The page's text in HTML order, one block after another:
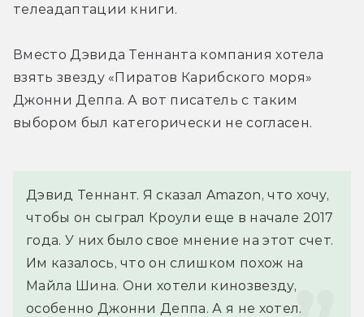
телеадаптации книги.
Вместо Дэвида Теннанта компания хотела
взять звезду «Пиратов Карибского моря»
Джонни Деппа. А вот писатель с таким
выбором был категорически не согласен.
Дэвид Теннант. Я сказал Amazon, что хочу,
чтобы он сыграл Кроули еще в начале 2017
года. У них было свое мнение на этот счет.
Им казалось, что он слишком похож на
Майла Шина. Они хотели кинозвезду,
особенно Джонни Деппа. А я не хотел.